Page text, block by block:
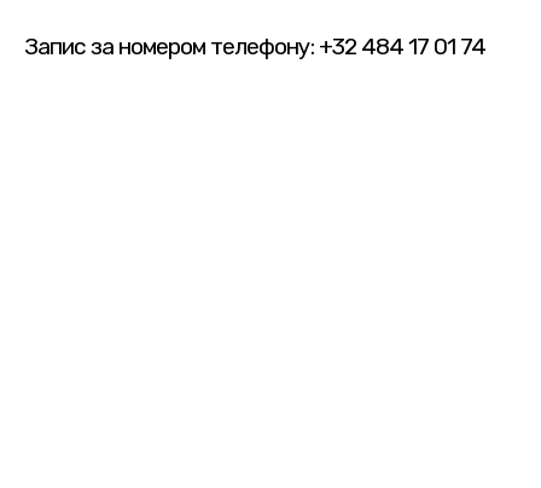
Запис за номером телефону: +32 484 17 01 74